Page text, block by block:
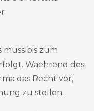
muss bis zum
Waehrend des
das Recht vor,
zu stellen.